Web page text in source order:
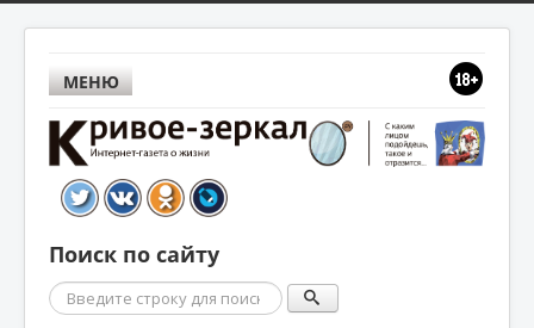
МЕНЮ
Поиск по сайту
Поиск